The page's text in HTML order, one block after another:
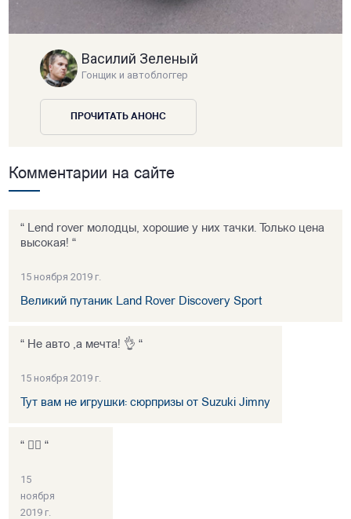
Василий Зеленый
Гонщик и автоблоггер
ПРОЧИТАТЬ АНОНС
Комментарии на сайте
“ Lend rover молодцы, хорошие у них тачки. Только цена
высокая! “
15 ноября 2019 г.
Великий путаник Land Rover Discovery Sport
“ Не авто ,а мечта! 👌 “
15 ноября 2019 г.
Тут вам не игрушки: сюрпризы от Suzuki Jimny
“ 👍🏻 “
15
ноября
2019 г.